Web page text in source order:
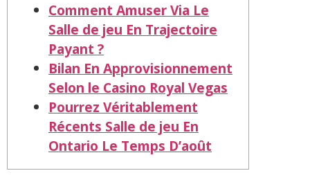
Comment Amuser Via Le
Salle de jeu En Trajectoire
Payant ?
Bilan En Approvisionnement
Selon le Casino Royal Vegas
Pourrez Véritablement
Récents Salle de jeu En
Ontario Le Temps D’août